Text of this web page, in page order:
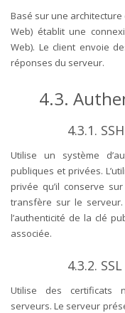
Basé sur une
Web) établit une
Web). Le client envoie
réponses du serveur.
4.3.
4.3.1.
Utilise un système
publiques et privées.
privée qu’il conserve
transfère sur le
l’authenticité de la clé
associée.
4.3.2. SSL
Utilise des certificats
serveurs. Le serveur